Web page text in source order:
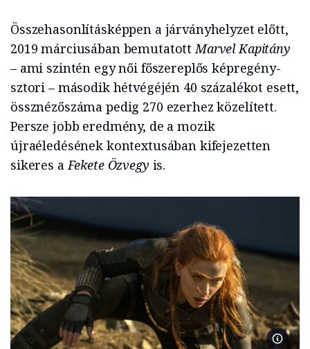
Összehasonlításképpen a járványhelyzet előtt,
2019 márciusában bemutatott Marvel Kapitány
– ami szintén egy női főszereplős képregény-
sztori – második hétvégéjén 40 százalékot esett,
össznézőszáma pedig 270 ezerhez közelített.
Persze jobb eredmény, de a mozik
újraéledésének kontextusában kifejezetten
sikeres a Fekete Özvegy is.